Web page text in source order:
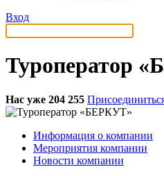
Вход
Туроператор
Нас уже 204 255
Информация о компании
Мероприятия компании
Новости компании